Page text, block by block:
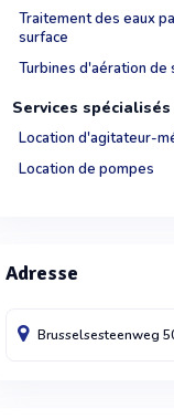
Traitement des eaux
surface
Turbines d'aération de
Services
Location d'agitateur-
Location de pompes
Adresse
Brusselsesteenweg